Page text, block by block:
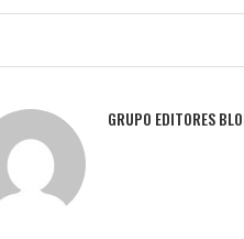
GRUPO EDITORES